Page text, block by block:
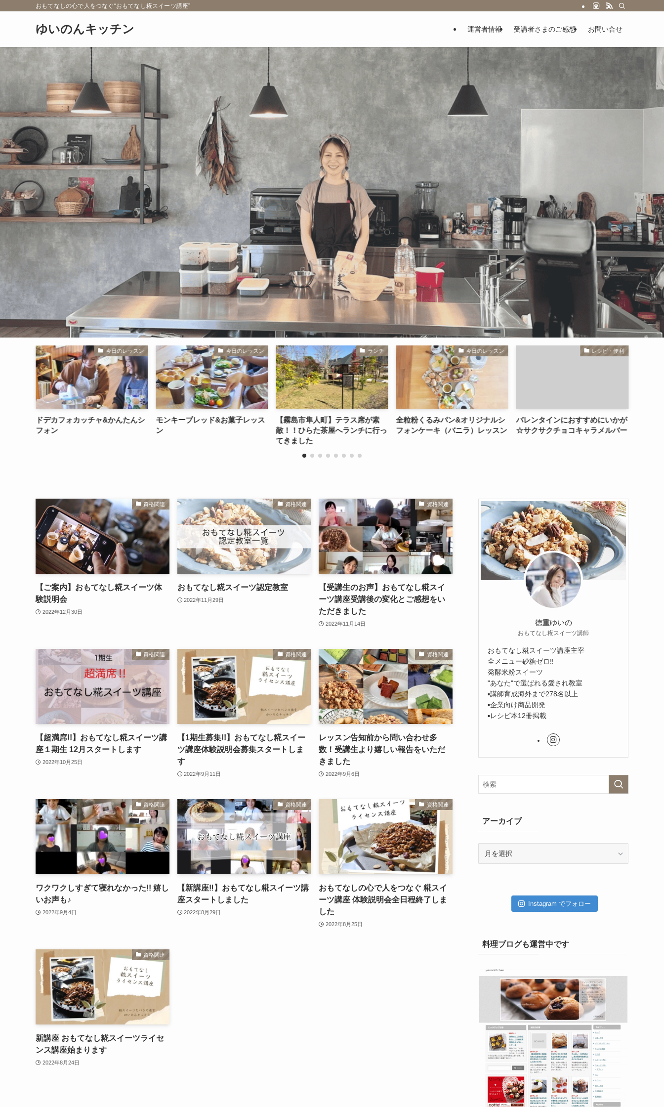
おもてなしの心で人をつなぐ“おもてなし糀スイーツ講座”
ゆいのんキッチン 運営者情報 受講者さまのご感想 お問い合せ
今日のレッスン
モンキーブレッド&お菓子レッス
ン
ランチ
【霧島市隼人町】テラス席が素
敵！！ひらた茶屋へランチに行っ
今日のレッスン
全粒粉くるみパン&オリジナルシ
フォンケーキ（バニラ）レッスン
レシピ・便利
バレンタインにおすすめにいかが
☆サクサクチョコキャラメルバー
レシピ・便利
カマンベール入りアボカドポテト
のサラダ
資格関連
【ご案内】おもてなし糀スイーツ体
験説明会
2022年12月30日
資格関連
おもてなし糀スイーツ認定教室
2022年11月29日
資格関連
【受講生のお声】おもてなし糀スイ
ーツ講座受講後の変化とご感想をい
ただきました
2022年11月14日
資格関連
【超満席!!】おもてなし糀スイーツ講
座１期生 12月スタートします
2022年10月25日
資格関連
【1期生募集!!】おもてなし糀スイー
ツ講座体験説明会募集スタートしま
す
2022年9月11日
資格関連
レッスン告知前から問い合わせ多
数！受講生より嬉しい報告をいただ
きました
2022年9月6日
資格関連
ワクワクしすぎて寝れなかった!! 嬉し
いお声も♪
2022年9月4日
資格関連
【新講座‼︎】おもてなし糀スイーツ講
座スタートしました
2022年8月29日
資格関連
おもてなしの心で人をつなぐ 糀スイ
ーツ講座 体験説明会全日程終了しま
した
2022年8月25日
資格関連
新講座 おもてなし糀スイーツライセ
ンス講座始まります
2022年8月24日
徳重ゆいの
おもてなし糀スイーツ講師
おもてなし糀スイーツ講座主宰
全メニュー砂糖ゼロ‼︎
発酵米粉スイーツ
"あなた"で選ばれる愛され教室
▪︎講師育成海外まで278名以上
▪︎企業向け商品開発
▪︎レシピ本12冊掲載
アーカイブ
Instagram でフォロー
料理ブログも運営中です